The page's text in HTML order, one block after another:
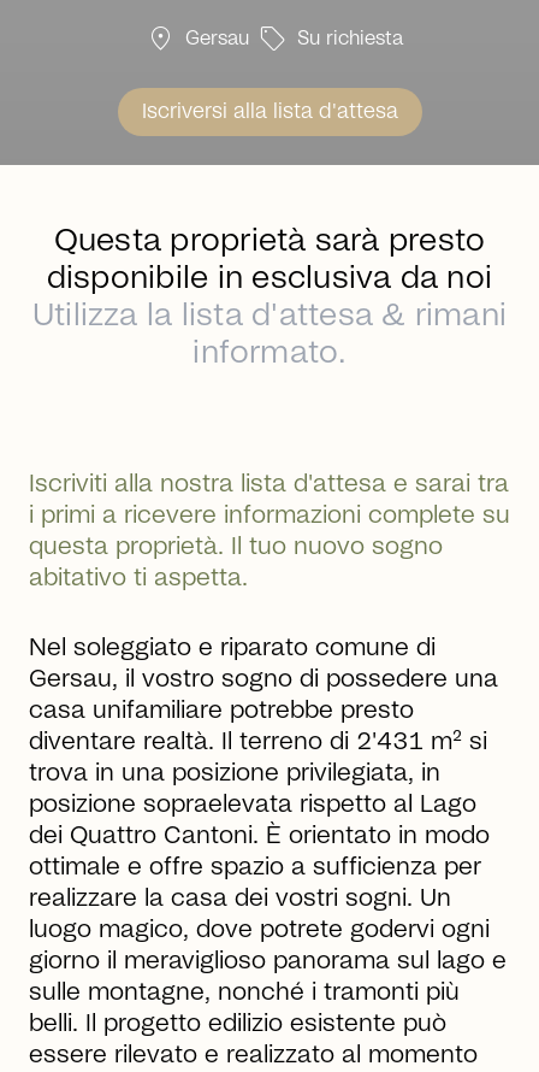
location_on Gersau sell Su richiesta
Iscriversi alla lista d'attesa
Questa proprietà sarà presto
disponibile in esclusiva da noi
Utilizza la lista d'attesa & rimani
informato.
Iscriviti alla nostra lista d'attesa e sarai tra
i primi a ricevere informazioni complete su
questa proprietà. Il tuo nuovo sogno
abitativo ti aspetta.
Nel soleggiato e riparato comune di
Gersau, il vostro sogno di possedere una
casa unifamiliare potrebbe presto
diventare realtà. Il terreno di 2'431 m² si
trova in una posizione privilegiata, in
posizione sopraelevata rispetto al Lago
dei Quattro Cantoni. È orientato in modo
ottimale e offre spazio a sufficienza per
realizzare la casa dei vostri sogni. Un
luogo magico, dove potrete godervi ogni
giorno il meraviglioso panorama sul lago e
sulle montagne, nonché i tramonti più
belli. Il progetto edilizio esistente può
essere rilevato e realizzato al momento